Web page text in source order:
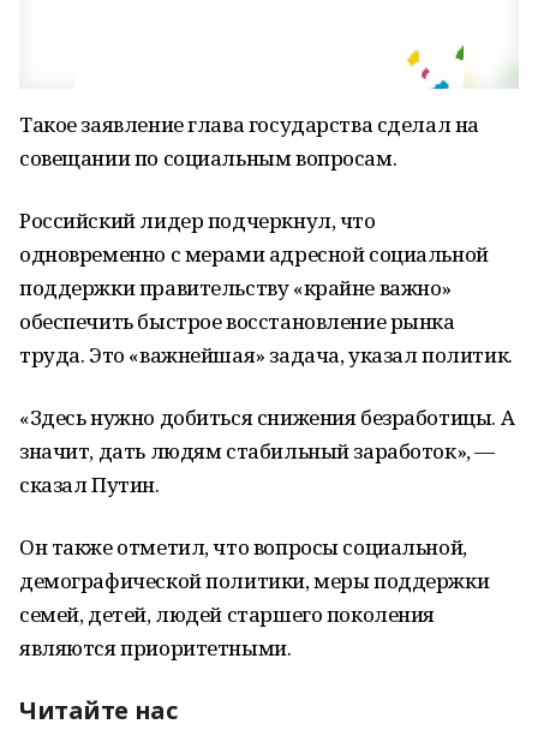
Такое заявление глава государства сделал на
совещании по социальным вопросам.
Российский лидер подчеркнул, что
одновременно с мерами адресной социальной
поддержки правительству «крайне важно»
обеспечить быстрое восстановление рынка
труда. Это «важнейшая» задача, указал политик.
«Здесь нужно добиться снижения безработицы. А
значит, дать людям стабильный заработок», —
сказал Путин.
Он также отметил, что вопросы социальной,
демографической политики, меры поддержки
семей, детей, людей старшего поколения
являются приоритетными.
Читайте нас